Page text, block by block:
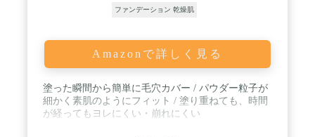
ファンデーション 乾燥肌
Amazonで詳しく見る
塗った瞬間から簡単に毛穴カバー / パウダー粒子が
細かく素肌のようにフィット / 塗り重ねても、時間
が経ってもヨレにくい・崩れにくい